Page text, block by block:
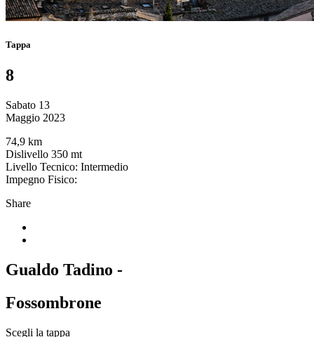
Tappa
8
Sabato 13
Maggio 2023
74,9 km
Dislivello 350 mt
Livello Tecnico: Intermedio
Impegno Fisico:
Share
Gualdo Tadino -
Fossombrone
Scegli la tappa